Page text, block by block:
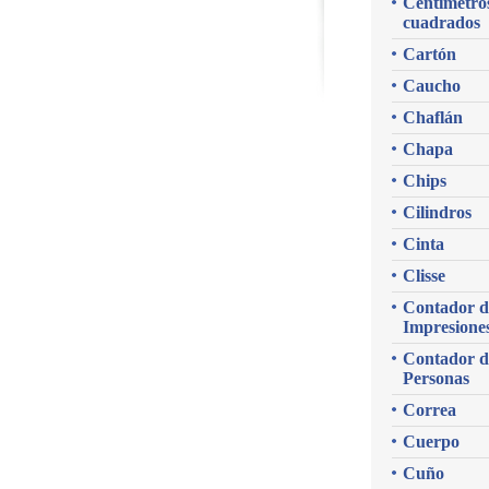
cuadrados
Cartón
Caucho
Chaflán
Chapa
Chips
Cilindros
Cinta
Clisse
Contador
Contador
Personas
Correa
Cuerpo
Cuño